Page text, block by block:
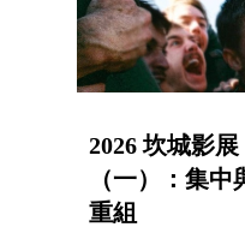
2026 坎城影
（一）：集
重組